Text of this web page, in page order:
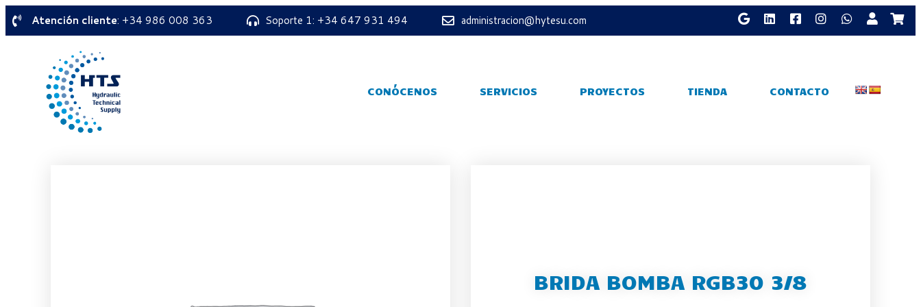
Atención cliente: +34 986 008 363 Soporte 1: +34 647 931 494 administracion@hytesu.com
CONÓCENOS SERVICIOS PROYECTOS TIENDA CONTACTO
BRIDA BOMBA RGB30 3/8